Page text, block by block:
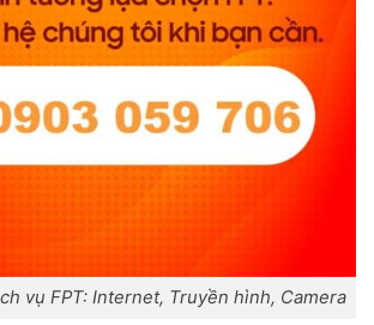
vụ FPT: Internet, Truyền hình, Camera